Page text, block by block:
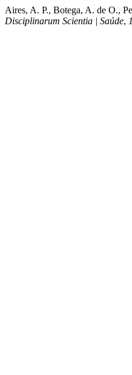
Aires, A. P., Botega, A. de O.,
Disciplinarum Scientia | Saúde,